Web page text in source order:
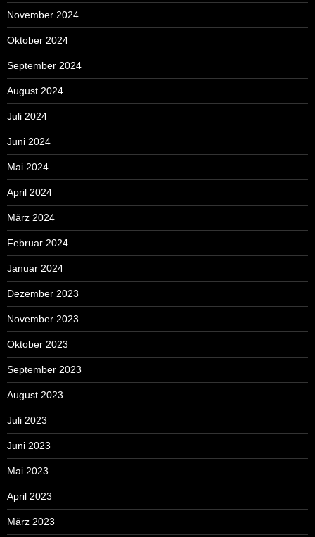
November 2024
Oktober 2024
September 2024
August 2024
Juli 2024
Juni 2024
Mai 2024
April 2024
März 2024
Februar 2024
Januar 2024
Dezember 2023
November 2023
Oktober 2023
September 2023
August 2023
Juli 2023
Juni 2023
Mai 2023
April 2023
März 2023